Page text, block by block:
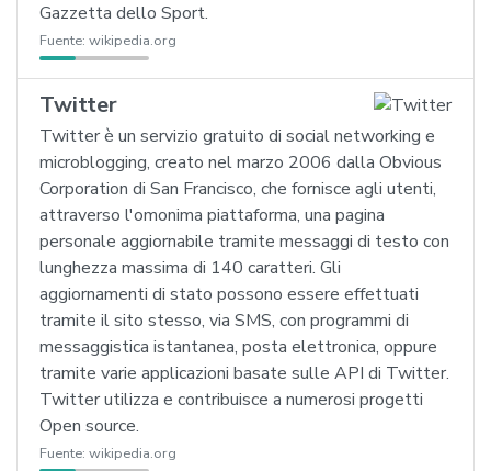
Gazzetta dello Sport.
Fuente: wikipedia.org
Twitter
Twitter è un servizio gratuito di social networking e
microblogging, creato nel marzo 2006 dalla Obvious
Corporation di San Francisco, che fornisce agli utenti,
attraverso l'omonima piattaforma, una pagina
personale aggiornabile tramite messaggi di testo con
lunghezza massima di 140 caratteri. Gli
aggiornamenti di stato possono essere effettuati
tramite il sito stesso, via SMS, con programmi di
messaggistica istantanea, posta elettronica, oppure
tramite varie applicazioni basate sulle API di Twitter.
Twitter utilizza e contribuisce a numerosi progetti
Open source.
Fuente: wikipedia.org